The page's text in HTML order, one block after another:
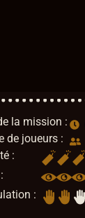
la mission :
de joueurs :
:
: